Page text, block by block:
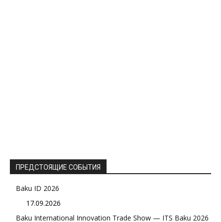
ПРЕДСТОЯЩИЕ СОБЫТИЯ
Baku ID 2026
17.09.2026
Baku International Innovation Trade Show — ITS Baku 2026